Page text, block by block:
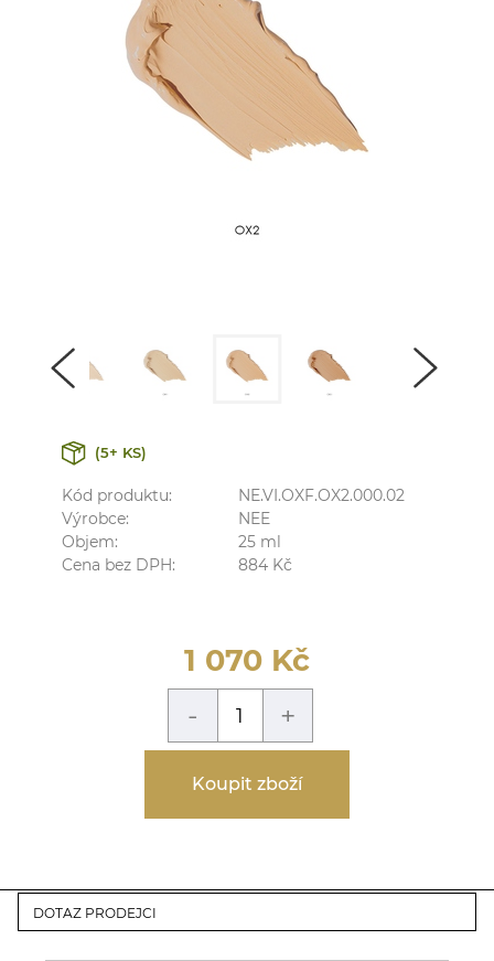
(5+ KS)
Kód produktu:
NE.VI.OXF.OX2.000.02
Výrobce:
NEE
Objem:
25 ml
Cena bez DPH:
884 Kč
1 070 Kč
- +
Koupit zboží
DOTAZ PRODEJCI